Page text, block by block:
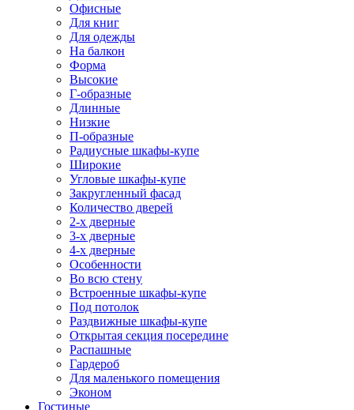
Офисные
Для книг
Для одежды
На балкон
Форма
Высокие
Г-образные
Длинные
Низкие
П-образные
Радиусные шкафы-купе
Широкие
Угловые шкафы-купе
Закругленный фасад
Количество дверей
2-х дверные
3-х дверные
4-х дверные
Особенности
Во всю стену
Встроенные шкафы-купе
Под потолок
Раздвижные шкафы-купе
Открытая секция посередине
Распашные
Гардероб
Для маленького помещения
Эконом
Гостиные